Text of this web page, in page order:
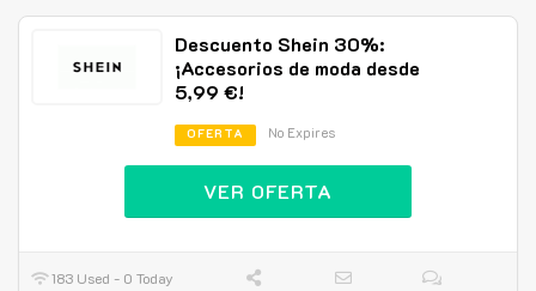
Descuento Shein 30%:
¡Accesorios de moda desde
5,99 €!
OFERTA No Expires
VER OFERTA
183 Used - 0 Today